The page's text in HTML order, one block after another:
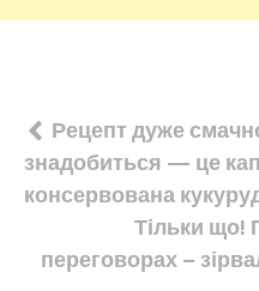
Навігація
записів
Рецепт дуже
знадобиться — це
консервована
Тільки що!
переговорах –